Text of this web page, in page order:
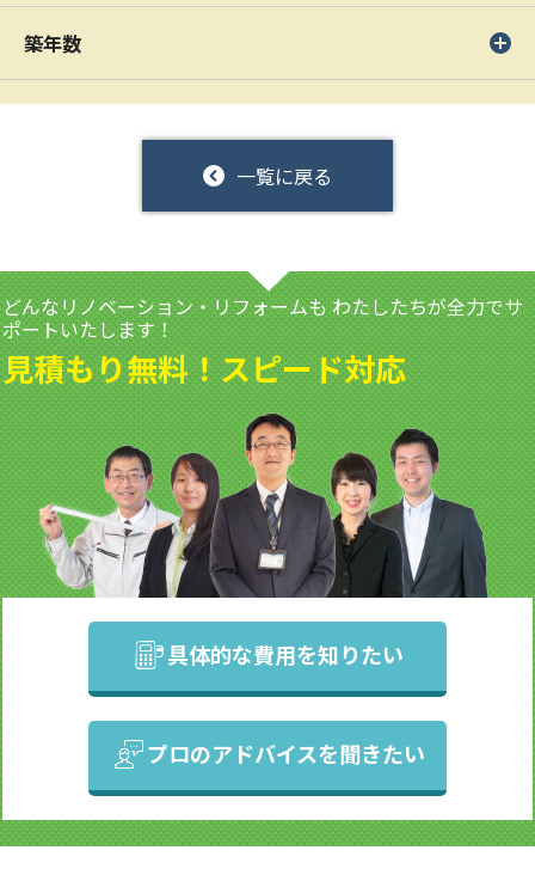
築年数
一覧に戻る
どんなリノベーション・リフォームもわたしたちが全力でサ
ポートいたします！
見積もり無料！スピード対応
具体的な費用を知りたい
プロのアドバイスを聞きたい